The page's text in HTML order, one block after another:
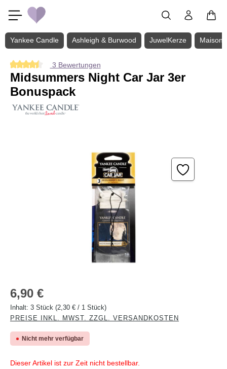
Zum Hauptinhalt springen
Yankee Candle Ashleigh & Burwood JuwelKerze Maison
Durchschnittliche Bewertung von 4.5 von 5 Sternen
3 Bewertungen
Midsummers Night Car Jar 3er
Bonuspack
Bildergalerie überspringen
Regulärer Preis:
6,90 €
Inhalt: 3 Stück (2,30 € / 1 Stück)
PREISE INKL. MWST. ZZGL. VERSANDKOSTEN
Nicht mehr verfügbar
Dieser Artikel ist zur Zeit nicht bestellbar.